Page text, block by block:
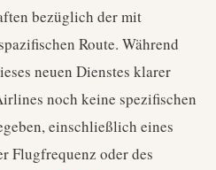
bezüglich der mit
Route. Während
neuen Dienstes klarer
noch keine spezifischen
einschließlich eines
Flugfrequenz oder des